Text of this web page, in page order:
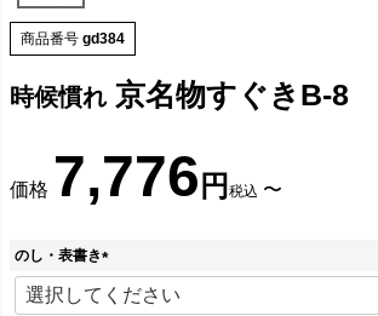
商品番号 gd384
時候慣れ 京名物すぐきB-8
価格 7,776 税込 〜
のし・表書き
(
必